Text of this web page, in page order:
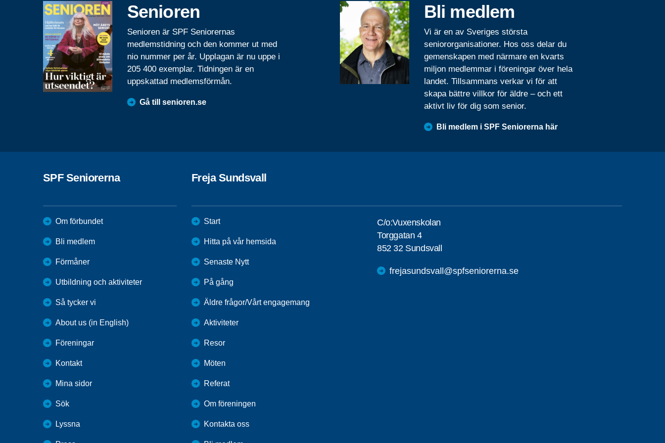
Senioren
Senioren är SPF Seniorernas
medlemstidning och den kommer ut med
nio nummer per år. Upplagan är nu uppe i
205 400 exemplar. Tidningen är en
uppskattad medlemsförmån.
Gå till senioren.se
Bli medlem
Vi är en av Sveriges största
seniororganisationer. Hos oss delar du
gemenskapen med närmare en kvarts
miljon medlemmar i föreningar över hela
landet. Tillsammans verkar vi för att
skapa bättre villkor för äldre – och ett
aktivt liv för dig som senior.
Bli medlem i SPF Seniorerna här
SPF Seniorerna
Om förbundet
Bli medlem
Förmåner
Utbildning och aktiviteter
Så tycker vi
About us (in English)
Föreningar
Kontakt
Mina sidor
Sök
Lyssna
Freja Sundsvall
Start
Hitta på vår hemsida
Senaste Nytt
På gång
Äldre frågor/Vårt engagemang
Aktiviteter
Resor
Möten
Referat
Om föreningen
Kontakta oss
C/o:Vuxenskolan
Torggatan 4
852 32 Sundsvall
frejasundsvall@spfseniorerna.se